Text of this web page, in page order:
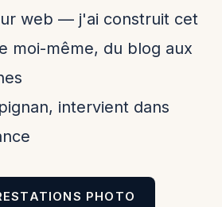
web — j'ai construit cet
moi-même, du blog aux
intervient dans
PHOTO